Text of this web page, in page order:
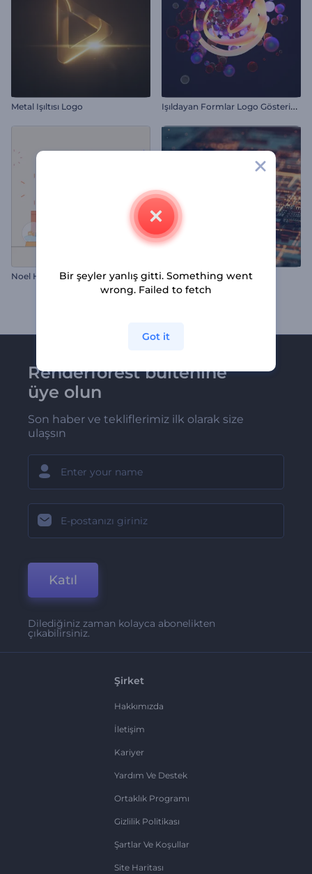
Metal Işıltısı Logo I
şıldayan Formlar Logo Gösterimi
Noel Hediyeleri Tebrik Kartı Kripto Teknolojisi İntro
Renderforest bültenine
üye olun
Son haber ve tekliflerimiz ilk olarak size
ulaşsın
Katıl
Dilediğiniz zaman kolayca abonelikten
çıkabilirsiniz.
Şirket
Hakkımızda
İletişim
Kariyer
Yardım Ve Destek
Ortaklık Programı
Gizlilik Politikası
Şartlar Ve Koşullar
Site Haritası
Bir şeyler yanlış gitti. Something went
wrong. Failed to fetch
Got it